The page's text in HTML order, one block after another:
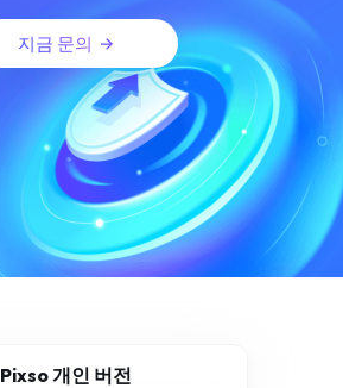
지금 문의
Pixso 개인 버전